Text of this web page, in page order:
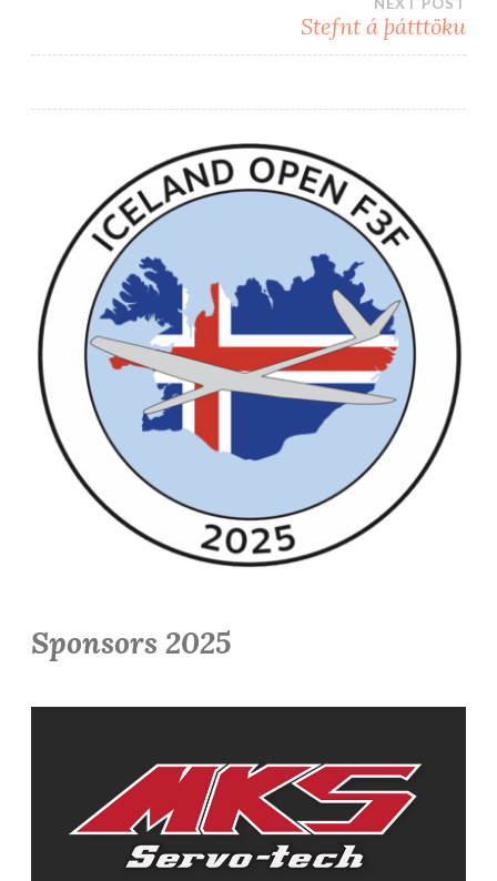
NEXT POST
Stefnt á þátttöku
Sponsors 2025